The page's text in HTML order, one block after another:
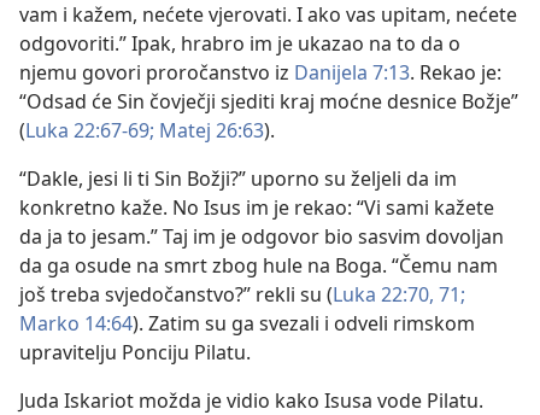
vam i kažem, nećete vjerovati. I ako vas upitam, nećete
odgovoriti.” Ipak, hrabro im je ukazao na to da o
njemu govori proročanstvo iz Danijela 7:13. Rekao je:
“Odsad će Sin čovječji sjediti kraj moćne desnice Božje”
(Luka 22:67-69; Matej 26:63).
“Dakle, jesi li ti Sin Božji?” uporno su željeli da im
konkretno kaže. No Isus im je rekao: “Vi sami kažete
da ja to jesam.” Taj im je odgovor bio sasvim dovoljan
da ga osude na smrt zbog hule na Boga. “Čemu nam
još treba svjedočanstvo?” rekli su (Luka 22:70, 71;
Marko 14:64). Zatim su ga svezali i odveli rimskom
upravitelju Ponciju Pilatu.
Juda Iskariot možda je vidio kako Isusa vode Pilatu.